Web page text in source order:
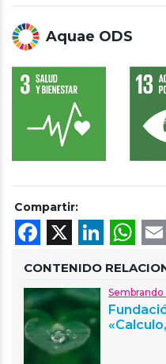
Aquae ODS
Compartir:
Facebook
X
CONTENIDO